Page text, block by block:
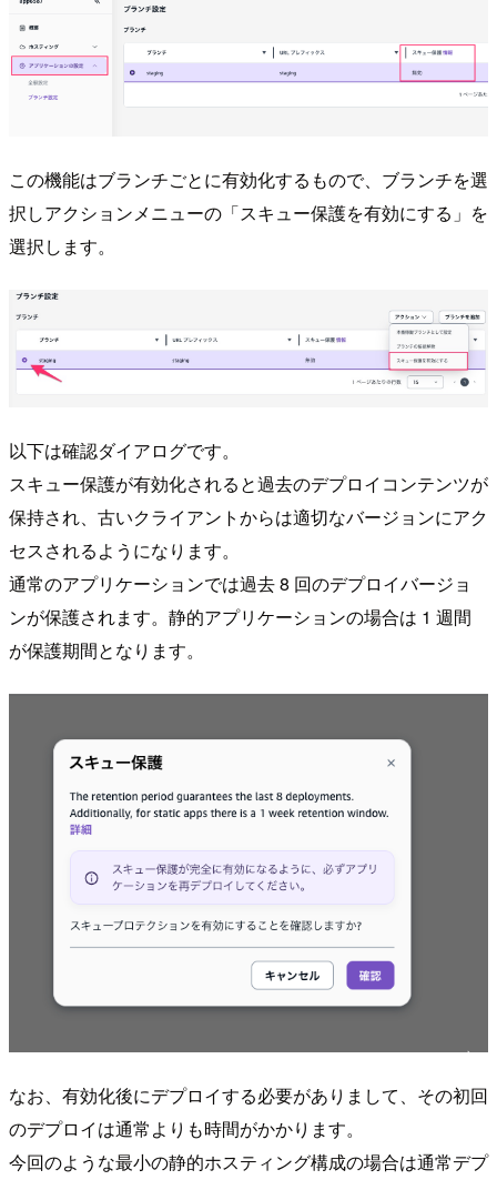
この機能はブランチごとに有効化するもので、ブランチを選
択しアクションメニューの「スキュー保護を有効にする」を
選択します。
以下は確認ダイアログです。
スキュー保護が有効化されると過去のデプロイコンテンツが
保持され、古いクライアントからは適切なバージョンにアク
セスされるようになります。
通常のアプリケーションでは過去 8 回のデプロイバージョ
ンが保護されます。静的アプリケーションの場合は 1 週間
が保護期間となります。
なお、有効化後にデプロイする必要がありまして、その初回
のデプロイは通常よりも時間がかかります。
今回のような最小の静的ホスティング構成の場合は通常デプ